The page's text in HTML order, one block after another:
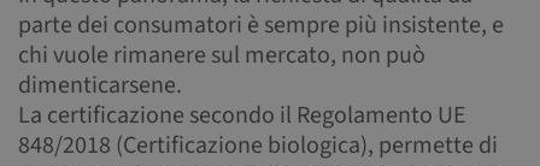
parte dei consumatori è sempre più insistente, e
chi vuole rimanere sul mercato, non può
dimenticarsene.
La certificazione secondo il Regolamento UE
848/2018 (Certificazione biologica), permette di